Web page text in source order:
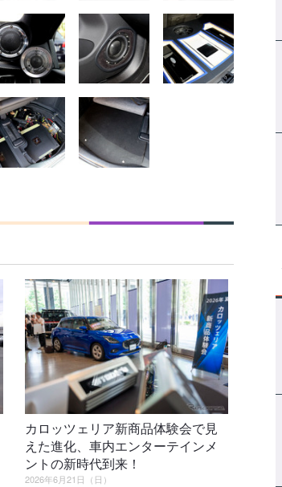
カロッツェリア新商品体験会で見
えた進化、車内エンターテインメ
ントの新時代到来！
2026年6月21日（日）